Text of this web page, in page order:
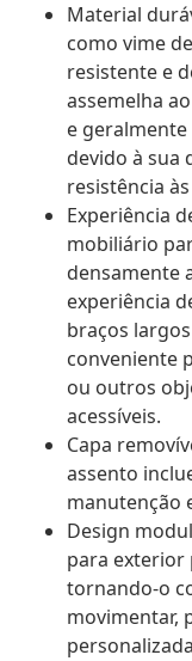
Material
como vime
resistente e
assemelha
e
devido à sua
resistência
Experiência
mobiliário
densamente
experiência
braços
conveniente
ou outros
acessíveis.
Capa
assento
manutenção
Design
para exterior
tornando-o
movimentar,